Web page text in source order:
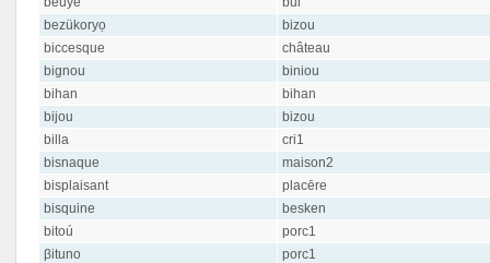
bezükoryọ
bizou
biccesque
château
bignou
biniou
bihan
bihan
bijou
bizou
billa
cri1
bisnaque
maison2
bisplaisant
placēre
bisquine
besken
bitoú
porc1
βituno
porc1